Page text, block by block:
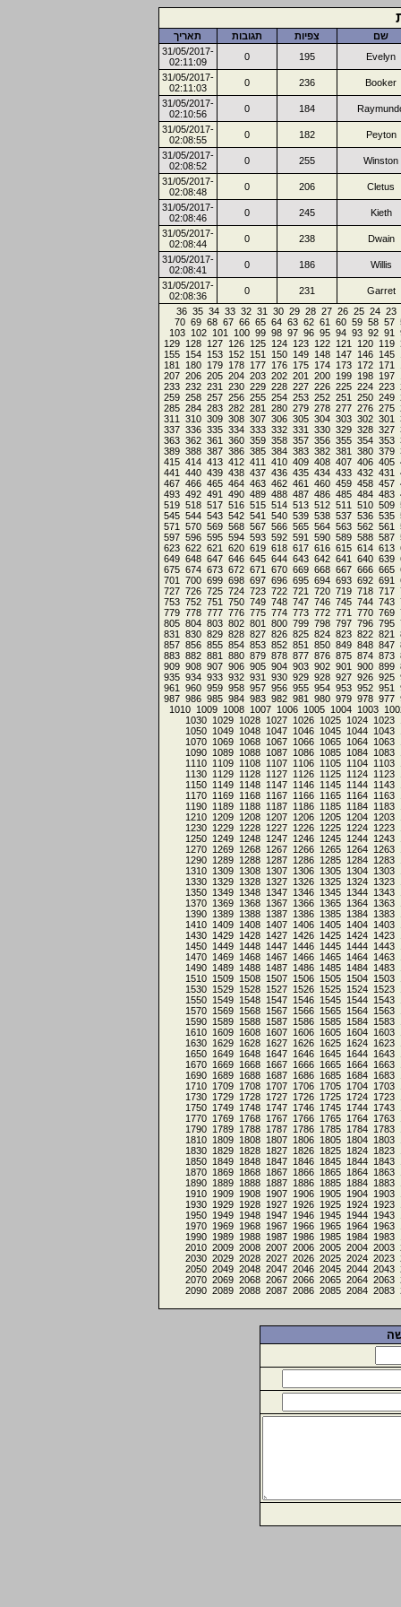
שם צפיות תגובות
תאריך
Evelyn
195
0
31/05/2017-
02:11:09
Booker
236
0
31/05/2017-
02:11:03
184
0
31/05/2017-
02:10:56
Peyton
182
0
31/05/2017-
02:08:55
Winston
255
0
31/05/2017-
02:08:52
Cletus
206
0
31/05/2017-
02:08:48
Kieth
245
0
31/05/2017-
02:08:46
Dwain
238
0
31/05/2017-
02:08:44
Willis
186
0
31/05/2017-
02:08:41
Garret
231
0
31/05/2017-
02:08:36
23
24
25
26
27
28
29
30
31
32
33
34
35
36
57
58
59
60
61
62
63
64
65
66
67
68
69
70
91
92
93
94
95
96
97
98
99
100
101
102
103
119
120
121
122
123
124
125
126
127
128
129
145
146
147
148
149
150
151
152
153
154
155
171
172
173
174
175
176
177
178
179
180
181
197
198
199
200
201
202
203
204
205
206
207
223
224
225
226
227
228
229
230
231
232
233
249
250
251
252
253
254
255
256
257
258
259
275
276
277
278
279
280
281
282
283
284
285
301
302
303
304
305
306
307
308
309
310
311
327
328
329
330
331
332
333
334
335
336
337
353
354
355
356
357
358
359
360
361
362
363
379
380
381
382
383
384
385
386
387
388
389
405
406
407
408
409
410
411
412
413
414
415
431
432
433
434
435
436
437
438
439
440
441
457
458
459
460
461
462
463
464
465
466
467
483
484
485
486
487
488
489
490
491
492
493
509
510
511
512
513
514
515
516
517
518
519
535
536
537
538
539
540
541
542
543
544
545
561
562
563
564
565
566
567
568
569
570
571
587
588
589
590
591
592
593
594
595
596
597
613
614
615
616
617
618
619
620
621
622
623
639
640
641
642
643
644
645
646
647
648
649
665
666
667
668
669
670
671
672
673
674
675
691
692
693
694
695
696
697
698
699
700
701
717
718
719
720
721
722
723
724
725
726
727
743
744
745
746
747
748
749
750
751
752
753
769
770
771
772
773
774
775
776
777
778
779
795
796
797
798
799
800
801
802
803
804
805
821
822
823
824
825
826
827
828
829
830
831
847
848
849
850
851
852
853
854
855
856
857
873
874
875
876
877
878
879
880
881
882
883
899
900
901
902
903
904
905
906
907
908
909
925
926
927
928
929
930
931
932
933
934
935
951
952
953
954
955
956
957
958
959
960
961
977
978
979
980
981
982
983
984
985
986
987
1003
1004
1005
1006
1007
1008
1009
1010
1023
1024
1025
1026
1027
1028
1029
1030
1043
1044
1045
1046
1047
1048
1049
1050
1063
1064
1065
1066
1067
1068
1069
1070
1083
1084
1085
1086
1087
1088
1089
1090
1103
1104
1105
1106
1107
1108
1109
1110
1123
1124
1125
1126
1127
1128
1129
1130
1143
1144
1145
1146
1147
1148
1149
1150
1163
1164
1165
1166
1167
1168
1169
1170
1183
1184
1185
1186
1187
1188
1189
1190
1203
1204
1205
1206
1207
1208
1209
1210
1223
1224
1225
1226
1227
1228
1229
1230
1243
1244
1245
1246
1247
1248
1249
1250
1263
1264
1265
1266
1267
1268
1269
1270
1283
1284
1285
1286
1287
1288
1289
1290
1303
1304
1305
1306
1307
1308
1309
1310
1323
1324
1325
1326
1327
1328
1329
1330
1343
1344
1345
1346
1347
1348
1349
1350
1363
1364
1365
1366
1367
1368
1369
1370
1383
1384
1385
1386
1387
1388
1389
1390
1403
1404
1405
1406
1407
1408
1409
1410
1423
1424
1425
1426
1427
1428
1429
1430
1443
1444
1445
1446
1447
1448
1449
1450
1463
1464
1465
1466
1467
1468
1469
1470
1483
1484
1485
1486
1487
1488
1489
1490
1503
1504
1505
1506
1507
1508
1509
1510
1523
1524
1525
1526
1527
1528
1529
1530
1543
1544
1545
1546
1547
1548
1549
1550
1563
1564
1565
1566
1567
1568
1569
1570
1583
1584
1585
1586
1587
1588
1589
1590
1603
1604
1605
1606
1607
1608
1609
1610
1623
1624
1625
1626
1627
1628
1629
1630
1643
1644
1645
1646
1647
1648
1649
1650
1663
1664
1665
1666
1667
1668
1669
1670
1683
1684
1685
1686
1687
1688
1689
1690
1703
1704
1705
1706
1707
1708
1709
1710
1723
1724
1725
1726
1727
1728
1729
1730
1743
1744
1745
1746
1747
1748
1749
1750
1763
1764
1765
1766
1767
1768
1769
1770
1783
1784
1785
1786
1787
1788
1789
1790
1803
1804
1805
1806
1807
1808
1809
1810
1823
1824
1825
1826
1827
1828
1829
1830
1843
1844
1845
1846
1847
1848
1849
1850
1863
1864
1865
1866
1867
1868
1869
1870
1883
1884
1885
1886
1887
1888
1889
1890
1903
1904
1905
1906
1907
1908
1909
1910
1923
1924
1925
1926
1927
1928
1929
1930
1943
1944
1945
1946
1947
1948
1949
1950
1963
1964
1965
1966
1967
1968
1969
1970
1983
1984
1985
1986
1987
1988
1989
1990
2003
2004
2005
2006
2007
2008
2009
2010
2023
2024
2025
2026
2027
2028
2029
2030
2043
2044
2045
2046
2047
2048
2049
2050
2063
2064
2065
2066
2067
2068
2069
2070
2083
2084
2085
2086
2087
2088
2089
2090